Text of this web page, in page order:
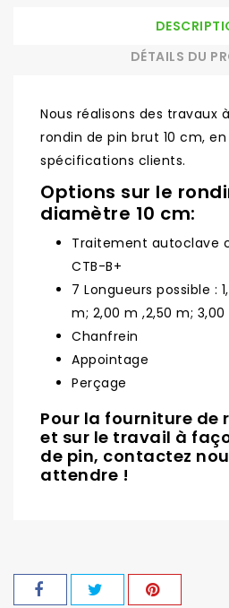
DÉTAILS DU
Nous réalisons des travaux
rondin de pin brut 10 cm,
spécifications clients.
Options sur le
diamètre 10 cm:
Traitement autoclave
CTB-B+
7 Longueurs possible :
m; 2,00 m ,2,50 m;
Chanfrein
Appointage
Perçage
Pour la fourniture de
et sur le travail à
de pin, contactez
attendre !